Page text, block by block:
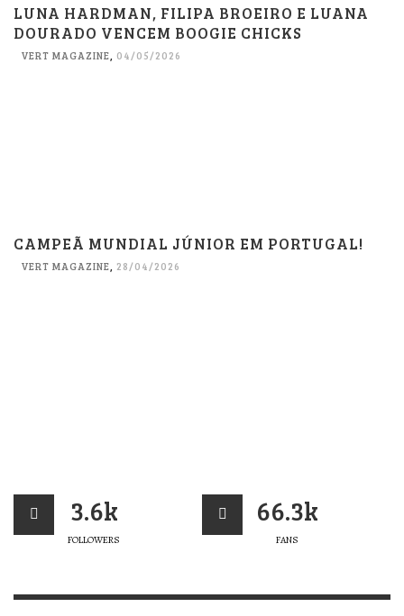
LUNA HARDMAN, FILIPA BROEIRO E LUANA
DOURADO VENCEM BOOGIE CHICKS
VERT MAGAZINE, 04/05/2026
CAMPEÃ MUNDIAL JÚNIOR EM PORTUGAL!
VERT MAGAZINE, 28/04/2026
3.6k
FOLLOWERS
66.3k
FANS